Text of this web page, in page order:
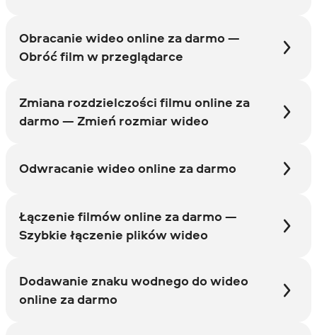
Obracanie wideo online za darmo —
Obróć film w przeglądarce
Zmiana rozdzielczości filmu online za
darmo — Zmień rozmiar wideo
Odwracanie wideo online za darmo
Łączenie filmów online za darmo —
Szybkie łączenie plików wideo
Dodawanie znaku wodnego do wideo
online za darmo